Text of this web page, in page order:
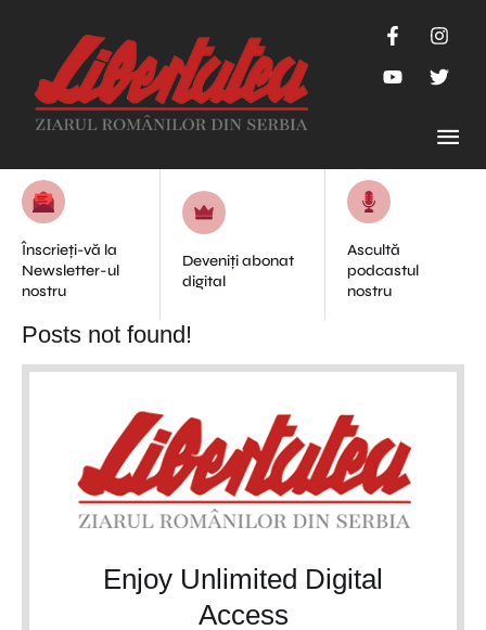
Înscrieți-vă la
Newsletter-ul
nostru
Deveniți abonat
digital
Ascultă
podcastul
nostru
Posts not found!
Enjoy Unlimited Digital
Access